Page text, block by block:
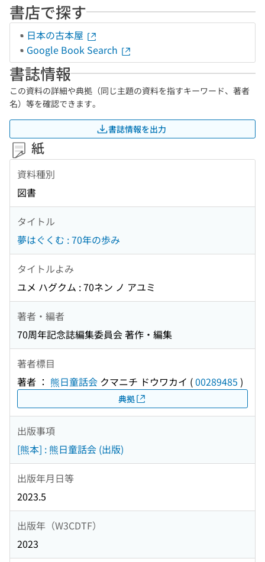
書店で探す
日本の古本屋
Google Book Search
書誌情報
この資料の詳細や典拠（同じ主題の資料を指すキーワード、著者
名）等を確認できます。
書誌情報を出力
紙
資料種別
図書
タイトル
夢はぐくむ : 70年の歩み
タイトルよみ
ユメ ハグクム : 70ネン ノ アユミ
著者・編者
70周年記念誌編集委員会 著作・編集
著者標目
著者 ： 熊日童話会 クマニチ ドウワカイ (00289485 )
典拠
出版事項
[熊本] : 熊日童話会 (出版)
出版年月日等
2023.5
出版年（W3CDTF）
2023